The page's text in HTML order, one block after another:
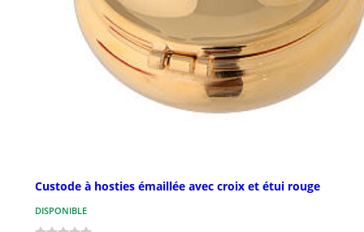
Custode à hosties émaillée avec croix et étui rouge
DISPONIBLE